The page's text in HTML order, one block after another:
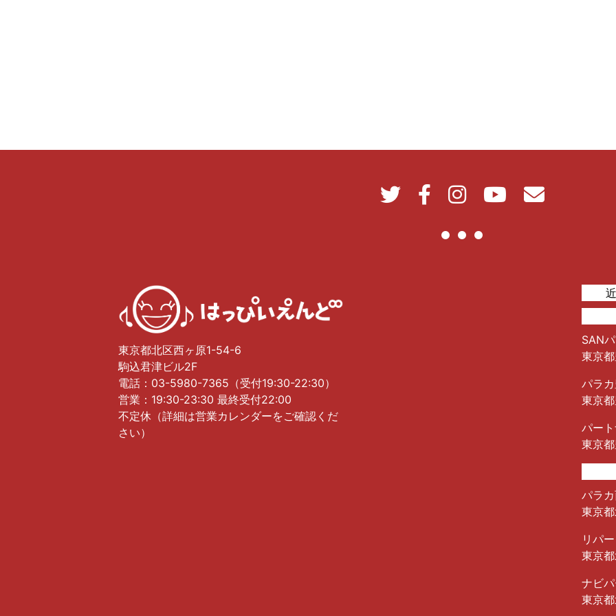
東京都北区西ヶ原1-54-6
駒込君津ビル2F
電話：03-5980-7365（受付19:30-22:30）
営業：19:30-23:30 最終受付22:00
不定休（詳細は営業カレンダーをご確認くだ
さい）
SAN
東京
パラ
東京
パー
東京
パラ
東京
リパ
東京
ナビ
東京